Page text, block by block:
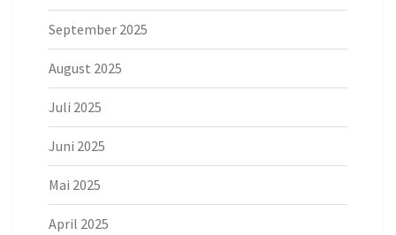
September 2025
August 2025
Juli 2025
Juni 2025
Mai 2025
April 2025